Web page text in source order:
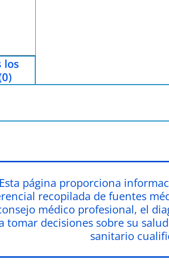
los
Esta página proporciona
recopilada de fuentes
médico profesional, el
tomar decisiones sobre su
sanitario